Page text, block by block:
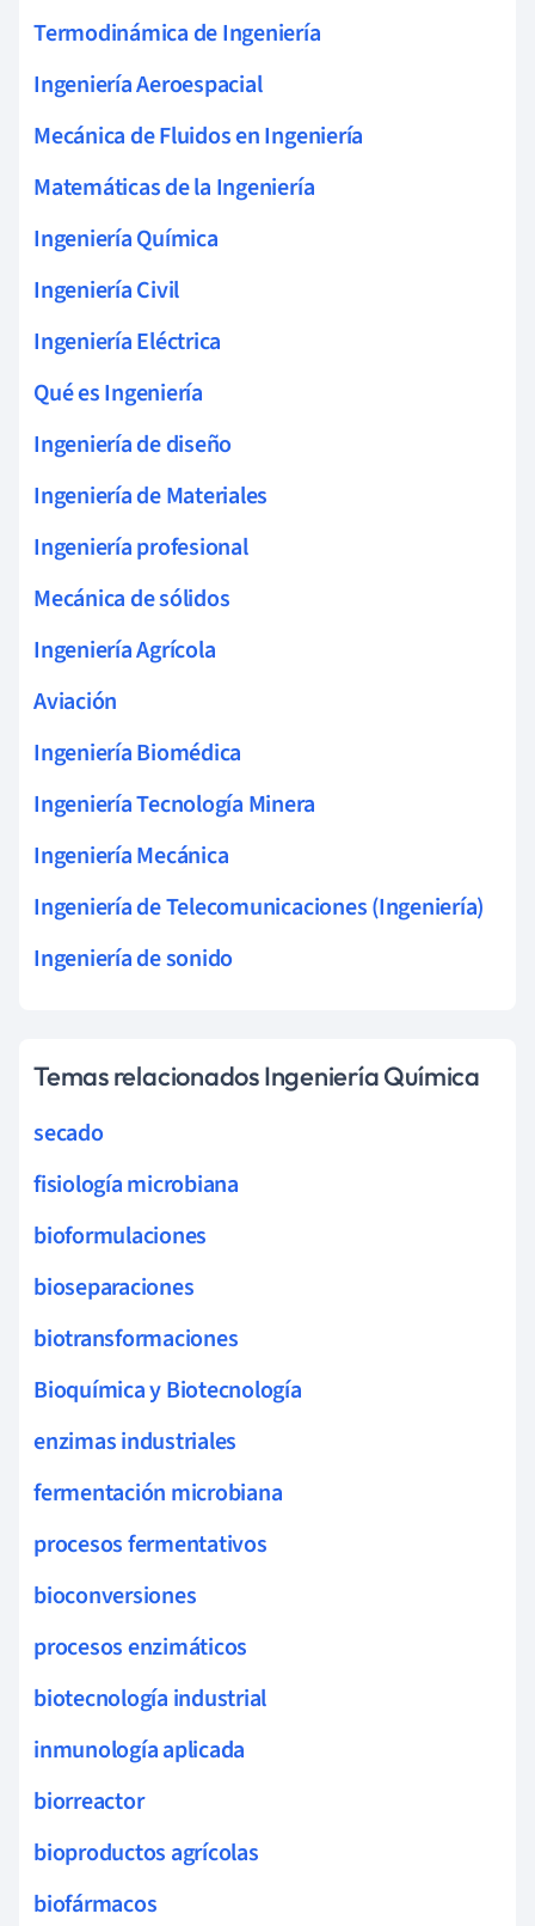
Termodinámica de Ingeniería
Ingeniería Aeroespacial
Mecánica de Fluidos en Ingeniería
Matemáticas de la Ingeniería
Ingeniería Química
Ingeniería Civil
Ingeniería Eléctrica
Qué es Ingeniería
Ingeniería de diseño
Ingeniería de Materiales
Ingeniería profesional
Mecánica de sólidos
Ingeniería Agrícola
Aviación
Ingeniería Biomédica
Ingeniería Tecnología Minera
Ingeniería Mecánica
Ingeniería de Telecomunicaciones (Ingeniería)
Ingeniería de sonido
Temas relacionados Ingeniería Química
secado
fisiología microbiana
bioformulaciones
bioseparaciones
biotransformaciones
Bioquímica y Biotecnología
enzimas industriales
fermentación microbiana
procesos fermentativos
bioconversiones
procesos enzimáticos
biotecnología industrial
inmunología aplicada
biorreactor
bioproductos agrícolas
biofármacos